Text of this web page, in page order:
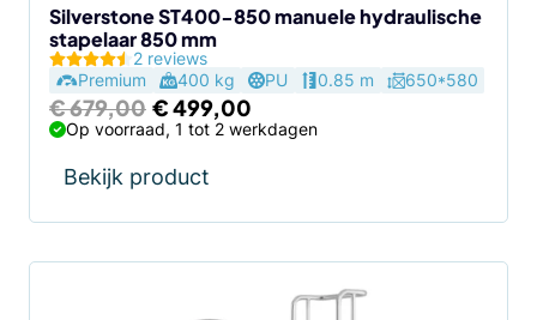
Silverstone ST400-850 manuele hydraulische
stapelaar 850 mm
2 reviews
Premium
400 kg PU 0.85 m 650*580
€679,00 Oorspronkelijke
prijs
was:
€ 679,00.
€499,00
prijs
Op voorraad, 1 tot 2 werkdagen
Bekijk product